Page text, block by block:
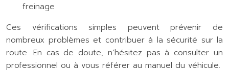
freinage
Ces vérifications simples peuvent prévenir de
nombreux problèmes et contribuer à la sécurité sur la
route. En cas de doute, n’hésitez pas à consulter un
professionnel ou à vous référer au manuel du véhicule.